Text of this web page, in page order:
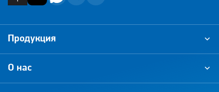
О нас
Продукция